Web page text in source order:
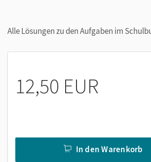
Alle Lösungen zu den Aufgaben im
12,50 EUR
In den Warenkorb